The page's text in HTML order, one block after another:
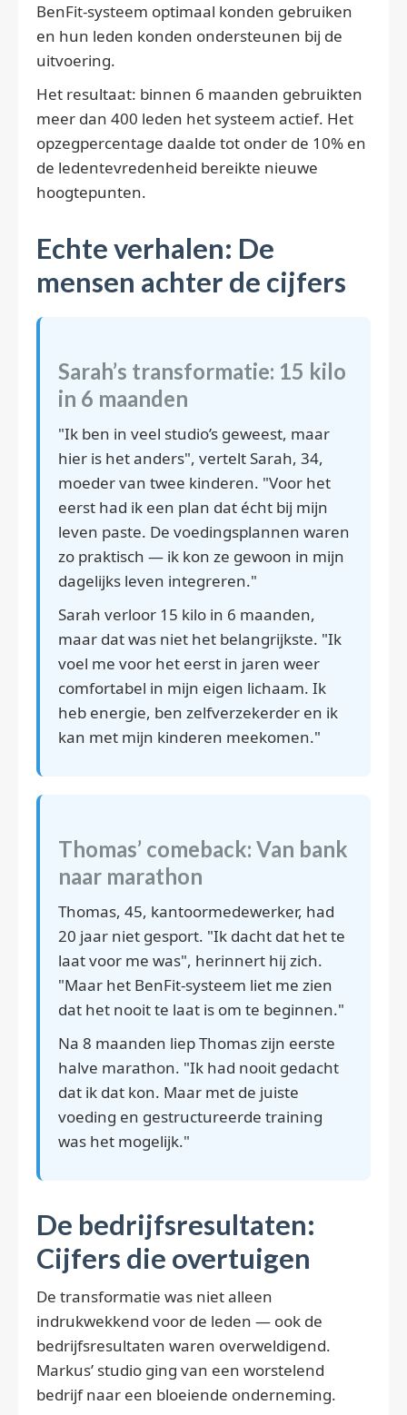
BenFit-systeem optimaal konden gebruiken
en hun leden konden ondersteunen bij de
uitvoering.
Het resultaat: binnen 6 maanden gebruikten
meer dan 400 leden het systeem actief. Het
opzegpercentage daalde tot onder de 10% en
de ledentevredenheid bereikte nieuwe
hoogtepunten.
Echte verhalen: De
mensen achter de cijfers
Sarah’s transformatie: 15 kilo
in 6 maanden
"Ik ben in veel studio’s geweest, maar
hier is het anders", vertelt Sarah, 34,
moeder van twee kinderen. "Voor het
eerst had ik een plan dat écht bij mijn
leven paste. De voedingsplannen waren
zo praktisch — ik kon ze gewoon in mijn
dagelijks leven integreren."
Sarah verloor 15 kilo in 6 maanden,
maar dat was niet het belangrijkste. "Ik
voel me voor het eerst in jaren weer
comfortabel in mijn eigen lichaam. Ik
heb energie, ben zelfverzekerder en ik
kan met mijn kinderen meekomen."
Thomas’ comeback: Van bank
naar marathon
Thomas, 45, kantoormedewerker, had
20 jaar niet gesport. "Ik dacht dat het te
laat voor me was", herinnert hij zich.
"Maar het BenFit-systeem liet me zien
dat het nooit te laat is om te beginnen."
Na 8 maanden liep Thomas zijn eerste
halve marathon. "Ik had nooit gedacht
dat ik dat kon. Maar met de juiste
voeding en gestructureerde training
was het mogelijk."
De bedrijfsresultaten:
Cijfers die overtuigen
De transformatie was niet alleen
indrukwekkend voor de leden — ook de
bedrijfsresultaten waren overweldigend.
Markus’ studio ging van een worstelend
bedrijf naar een bloeiende onderneming.